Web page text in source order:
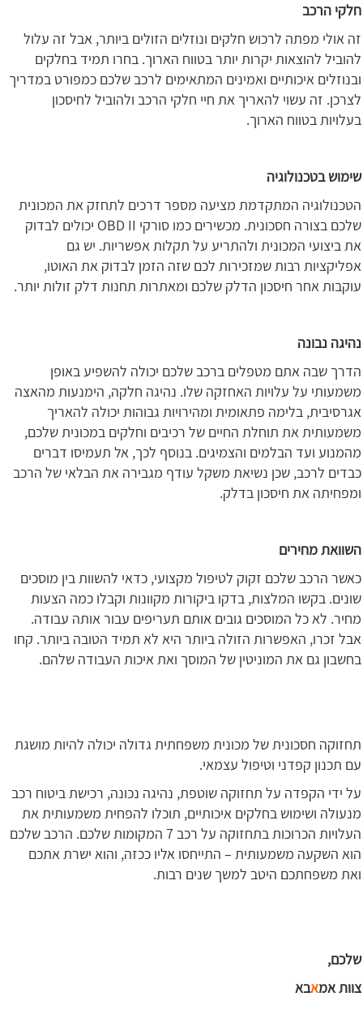
חלקי הרכב
זה אולי מפתה לרכוש חלקים ונוזלים הזולים ביותר, אבל זה עלול
להוביל להוצאות יקרות יותר בטווח הארוך. בחרו תמיד בחלקים
ובנוזלים איכותיים ואמינים המתאימים לרכב שלכם כמפורט במדריך
לצרכן. זה עשוי להאריך את חיי חלקי הרכב ולהוביל לחיסכון
בעלויות בטווח הארוך.
שימוש בטכנולוגיה
הטכנולוגיה המתקדמת מציעה מספר דרכים לתחזק את המכונית
שלכם בצורה חסכונית. מכשירים כמו סורקי OBD II יכולים לבדוק
את ביצועי המכונית ולהתריע על תקלות אפשריות. יש גם
אפליקציות רבות שמזכירות לכם שזה הזמן לבדוק את האוטו,
עוקבות אחר חיסכון הדלק שלכם ומאתרות תחנות דלק זולות יותר.
נהיגה נבונה
הדרך שבה אתם מטפלים ברכב שלכם יכולה להשפיע באופן
משמעותי על עלויות האחזקה שלו. נהיגה חלקה, הימנעות מהאצה
אגרסיבית, בלימה פתאומית ומהירויות גבוהות יכולה להאריך
משמעותית את תוחלת החיים של רכיבים וחלקים במכונית שלכם,
מהמנוע ועד הבלמים והצמיגים. בנוסף לכך, אל תעמיסו דברים
כבדים לרכב, שכן נשיאת משקל עודף מגבירה את הבלאי של הרכב
ומפחיתה את חיסכון בדלק.
השוואת מחירים
כאשר הרכב שלכם זקוק לטיפול מקצועי, כדאי להשוות בין מוסכים
שונים. בקשו המלצות, בדקו ביקורות מקוונות וקבלו כמה הצעות
מחיר. לא כל המוסכים גובים אותם תעריפים עבור אותה עבודה.
אבל זכרו, האפשרות הזולה ביותר היא לא תמיד הטובה ביותר. קחו
בחשבון גם את המוניטין של המוסך ואת איכות העבודה שלהם.
תחזוקה חסכונית של מכונית משפחתית גדולה יכולה להיות מושגת
עם תכנון קפדני וטיפול עצמאי.
על ידי הקפדה על תחזוקה שוטפת, נהיגה נכונה, רכישת ביטוח רכב
מנעולה ושימוש בחלקים איכותיים, תוכלו להפחית משמעותית את
העלויות הכרוכות בתחזוקה על רכב 7 המקומות שלכם. הרכב שלכם
הוא השקעה משמעותית – התייחסו אליו ככזה, והוא ישרת אתכם
ואת משפחתכם היטב למשך שנים רבות.
שלכם,
צוות אמאבא